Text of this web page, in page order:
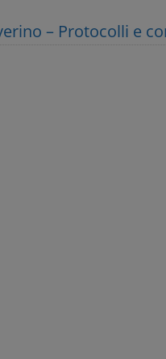
– Protocolli e